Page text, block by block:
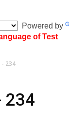
Powered by
of Test
- 234
234